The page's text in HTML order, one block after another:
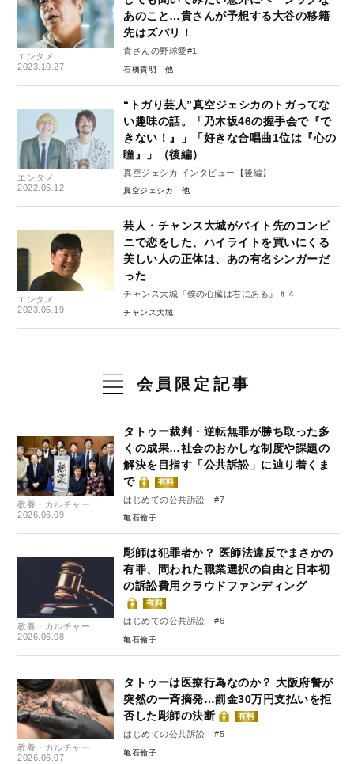
エンタメ
2023.10.27
あのこと…貴さんが予想する大谷の移籍
先はズバリ！
貴さんの野球愛#1
石橋貴明
エンタメ
2022.05.12
“トガり芸人”真空ジェシカのトガってな
い趣味の話。「乃木坂46の握手会で『で
きない！』」「好きな合唱曲1位は『心の
瞳』」（後編）
真空ジェシカ インタビュー【後編】
真空ジェシカ
エンタメ
2023.05.19
芸人・チャンス大城がバイト先のコンビ
ニで恋をした、ハイライトを買いにくる
美しい人の正体は、あの有名シンガーだ
った
チャンス大城『僕の心臓は右にある』＃４
チャンス大城
会員限定記事
教養・カルチャー
2026.06.09
タトゥー裁判・逆転無罪が勝ち取った多
くの成果…社会のおかしな制度や課題の
解決を目指す「公共訴訟」に辿り着くま
で
有料
はじめての公共訴訟 #7
亀石倫子
教養・カルチャー
2026.06.08
彫師は犯罪者か？ 医師法違反でまさかの
有罪、問われた職業選択の自由と日本初
の訴訟費用クラウドファンディング
有料
はじめての公共訴訟 #6
亀石倫子
教養・カルチャー
2026.06.07
タトゥーは医療行為なのか？ 大阪府警が
突然の一斉摘発…罰金30万円支払いを拒
否した彫師の決断
有料
はじめての公共訴訟 #5
亀石倫子